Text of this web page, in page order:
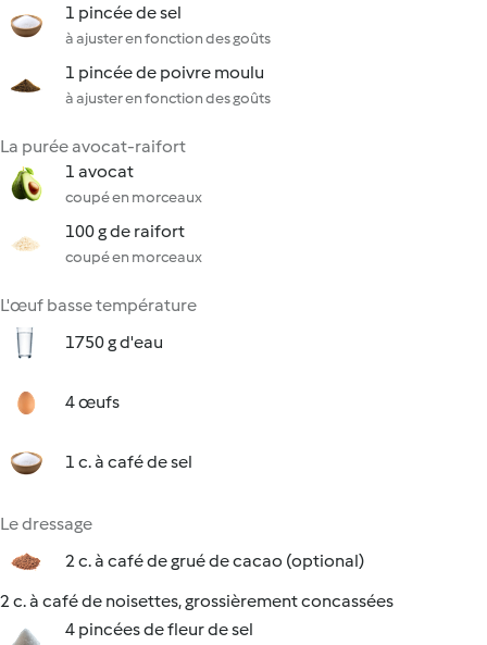
1 pincée de sel
à ajuster en fonction des goûts
1 pincée de poivre moulu
à ajuster en fonction des goûts
La purée avocat-raifort
1 avocat
coupé en morceaux
100 g de raifort
coupé en morceaux
L'œuf basse température
1750 g d'eau
4 œufs
1 c. à café de sel
Le dressage
2 c. à café de grué de cacao (optional)
2 c. à café de noisettes, grossièrement concassées
4 pincées de fleur de sel